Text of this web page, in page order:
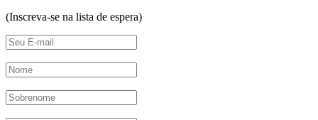
(Inscreva-se na lista de espera)